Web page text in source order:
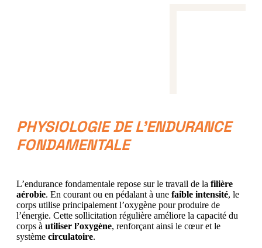
PHYSIOLOGIE DE L’ENDURANCE
FONDAMENTALE
L’endurance fondamentale repose sur le travail de la filière
aérobie. En courant ou en pédalant à une faible intensité, le
corps utilise principalement l’oxygène pour produire de
l’énergie. Cette sollicitation régulière améliore la capacité du
corps à utiliser l’oxygène, renforçant ainsi le cœur et le
système circulatoire.